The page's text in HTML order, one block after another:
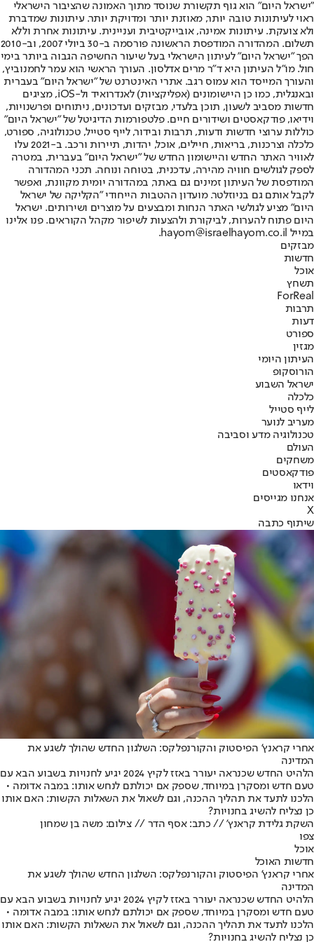
"ישראל היום" הוא גוף תקשורת שנוסד מתוך האמונה שהציבור הישראלי
ראוי לעיתונות טובה יותר, מאוזנת יותר ומדויקת יותר. עיתונות שמדברת
ולא צועקת. עיתונות אמינה, אובייקטיבית ועניינית. עיתונות אחרת וללא
תשלום. המהדורה המודפסת הראשונה פורסמה ב-30 ביולי 2007, וב-2010
הפך "ישראל היום" לעיתון הישראלי בעל שיעור החשיפה הגבוה ביותר בימי
חול. מו"ל העיתון היא ד"ר מרים אדלסון. העורך הראשי הוא עמר לחמנוביץ,
והעורך המייסד הוא עמוס רגב. אתרי האינטרנט של "ישראל היום" בעברית
ובאנגלית, כמו כן היישומונים (אפליקציות) לאנדרואיד ול-iOS, מציגים
חדשות מסביב לשעון, תוכן בלעדי, מבזקים ועדכונים, ניתוחים ופרשנויות,
וידיאו, פודקאסטים ושידורים חיים. פלטפורמות הדיגיטל של "ישראל היום"
כוללות ערוצי חדשות ודעות, תרבות ובידור, לייף סטייל, טכנולוגיה, ספורט,
כלכלה וצרכנות, בריאות, חיילים, אוכל, יהדות, תיירות ורכב. ב-2021 עלו
לאוויר האתר החדש והיישומון החדש של "ישראל היום" בעברית, במטרה
לספק לגולשים חוויה מהירה, עדכנית, בטוחה ונוחה. תכני המהדורה
המודפסת של העיתון זמינים גם באתר, במהדורה יומית מקוונת, ואפשר
לקבל אותם גם בניוזלטר. מועדון ההטבות הייחודי "הקליקה של ישראל
היום" מציע לגולשי האתר הנחות ומבצעים על מוצרים ושירותים. ישראל
היום פתוח להערות, לביקורת ולהצעות לשיפור מקהל הקוראים. פנו אלינו
במייל hayom@israelhayom.co.il.
מבזקים
חדשות
אוכל
תשחץ
ForReal
תרבות
דעות
ספורט
מגזין
העיתון היומי
הורוסקופ
ישראל השבוע
כלכלה
לייף סטייל
מעריב לנוער
טכנולוגיה מדע וסביבה
העולם
משחקים
פודקאסטים
וידאו
אנחנו מגייסים
X
שיתוף כתבה
אחרי קראנץ' הפיסטוק והקורנפלקס: השלגון החדש שהולך לשגע את
המדינה
הלהיט החדש שכנראה יעורר באזז לקיץ 2024 יגיע לחנויות בשבוע הבא עם
טעם חדש ומסקרן במיוחד, שספק אם יכולתם לנחש אותו: במבה אדומה •
הלכנו לתעד את תהליך ההכנה, וגם לשאול את השאלות הקשות: האם אותו
כן נצליח להשיג בחנויות?
השקת גלידת קראנץ' // כתב: אסף הדר // צילום: משה בן שמחון
צפו
אוכל
חדשות האוכל
אחרי קראנץ' הפיסטוק והקורנפלקס: השלגון החדש שהולך לשגע את
המדינה
הלהיט החדש שכנראה יעורר באזז לקיץ 2024 יגיע לחנויות בשבוע הבא עם
טעם חדש ומסקרן במיוחד, שספק אם יכולתם לנחש אותו: במבה אדומה •
הלכנו לתעד את תהליך ההכנה, וגם לשאול את השאלות הקשות: האם אותו
כן נצליח להשיג בחנויות?